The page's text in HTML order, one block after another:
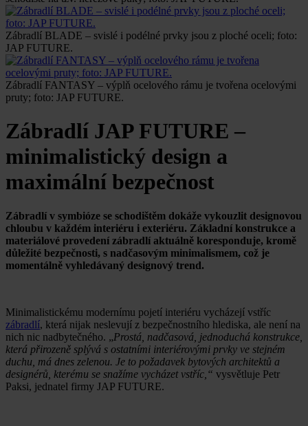
Zábradlí BLADE – svislé i podélné prvky jsou z ploché oceli; foto:
JAP FUTURE.
Zábradlí FANTASY – výplň ocelového rámu je tvořena ocelovými
pruty; foto: JAP FUTURE.
Zábradlí JAP FUTURE –
minimalistický design a
maximální bezpečnost
Zábradlí v symbióze se schodištěm dokáže vykouzlit designovou
chloubu v každém interiéru i exteriéru. Základní konstrukce a
materiálové provedení zábradlí aktuálně koresponduje, kromě
důležité bezpečnosti, s nadčasovým minimalismem, což je
momentálně vyhledávaný designový trend.
Minimalistickému modernímu pojetí interiéru vycházejí vstříc
zábradlí, která nijak neslevují z bezpečnostního hlediska, ale není na
nich nic nadbytečného. „Prostá, nadčasová, jednoduchá konstrukce,
která přirozeně splývá s ostatními interiérovými prvky ve stejném
duchu, má dnes zelenou. Je to požadavek bytových architektů a
designérů, kterému se snažíme vycházet vstříc,“ vysvětluje Petr
Paksi, jednatel firmy JAP FUTURE.